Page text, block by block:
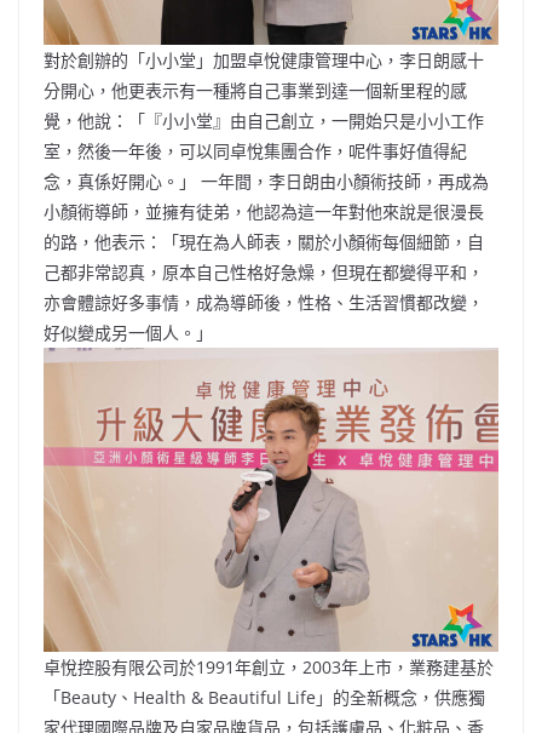
對於創辦的「小小堂」加盟卓悅健康管理中心，李日朗感十
分開心，他更表示有一種將自己事業到達一個新里程的感
覺，他說：「『小小堂』由自己創立，一開始只是小小工作
室，然後一年後，可以同卓悅集團合作，呢件事好值得紀
念，真係好開心。」 一年間，李日朗由小顏術技師，再成為
小顏術導師，並擁有徒弟，他認為這一年對他來說是很漫長
的路，他表示：「現在為人師表，關於小顏術每個細節，自
己都非常認真，原本自己性格好急燥，但現在都變得平和，
亦會體諒好多事情，成為導師後，性格、生活習慣都改變，
好似變成另一個人。」
卓悅控股有限公司於1991年創立，2003年上市，業務建基於
「Beauty、Health & Beautiful Life」的全新概念，供應獨
家代理國際品牌及自家品牌貨品，包括護膚品、化粧品、香